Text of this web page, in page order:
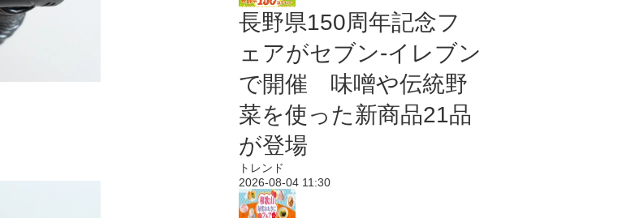
長野県150周年記念フ
ェアがセブン-イレブン
で開催 味噌や伝統野
菜を使った新商品21品
が登場
トレンド
2026-08-04 11:30